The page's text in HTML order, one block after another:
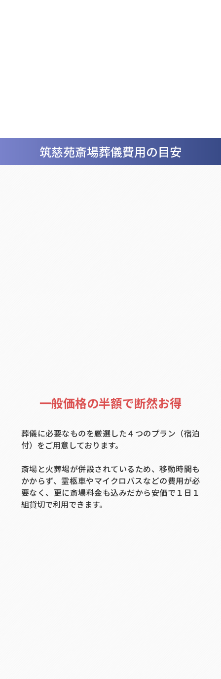
筑慈苑斎場葬儀費用の目安
一般価格の半額で断然お得
葬儀に必要なものを厳選した４つのプラン（宿泊
付） をご用意しております。
斎場と火葬場が併設されているため、移動時間も
かからず、霊柩車やマイクロバスなどの費用が必
要なく、更に斎場料金も込みだから安価で１日１
組貸切で利用できます。